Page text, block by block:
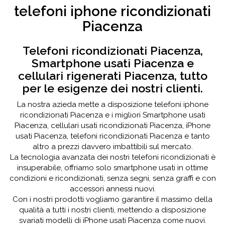
telefoni iphone ricondizionati
Piacenza
Telefoni ricondizionati Piacenza,
Smartphone usati Piacenza e
cellulari rigenerati Piacenza, tutto
per le esigenze dei nostri clienti.
La nostra azieda mette a disposizione telefoni iphone
ricondizionati Piacenza e i migliori Smartphone usati
Piacenza, cellulari usati ricondizionati Piacenza, iPhone
usati Piacenza, telefoni ricondizionati Piacenza e tanto
altro a prezzi davvero imbattibili sul mercato.
La tecnologia avanzata dei nostri telefoni ricondizionati è
insuperabile, offriamo solo smartphone usati in ottime
condizioni e ricondizionati, senza segni, senza graffi e con
accessori annessi nuovi.
Con i nostri prodotti vogliamo garantire il massimo della
qualità a tutti i nostri clienti, mettendo a disposizione
svariati modelli di iPhone usati Piacenza come nuovi.